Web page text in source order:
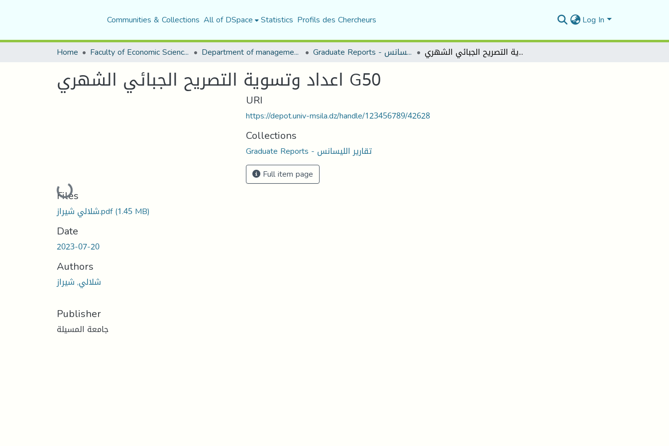
Communities & Collections All of DSpace Statistics Profils des Chercheurs Log In
Home Faculty of Economic Sciences, Commerce and Management Sciences Department of management sciences Graduate Reports - تقارير الليسانس اعداد وتسوية التصريح الجبائي الشهري G50
اعداد وتسوية التصريح الجبائي الشهري G50
Loading...
Files
شلالي شيراز.pdf(1.45 MB)
Date
2023-07-20
Authors
شلالي, شيراز
Publisher
جامعة المسيلة
URI
https://depot.univ-msila.dz/handle/123456789/42628
Collections
Graduate Reports - تقارير الليسانس
Full item page